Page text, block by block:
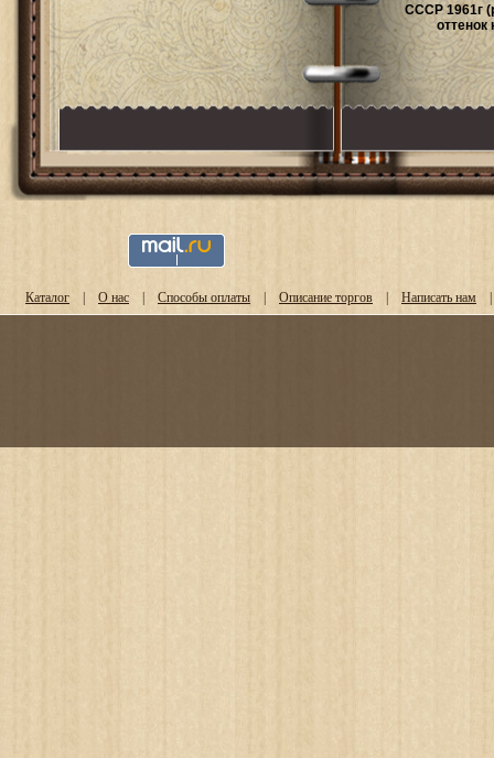
СССР 1961г
оттенок
Каталог | О нас | Способы оплаты | Описание торгов | Написать нам |